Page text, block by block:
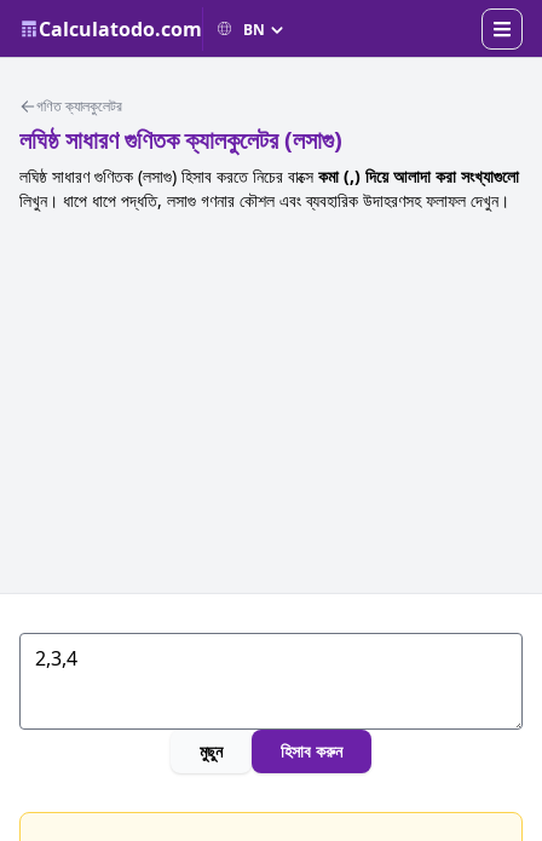
Calculatodo.com
গণিত ক্যালকুলেটর
লঘিষ্ঠ সাধারণ গুণিতক ক্যালকুলেটর (লসাগু)
লঘিষ্ঠ সাধারণ গুণিতক (লসাগু) হিসাব করতে নিচের বাক্সে কমা (,) দিয়ে আলাদা করা সংখ্যাগুলো
লিখুন। ধাপে ধাপে পদ্ধতি, লসাগু গণনার কৌশল এবং ব্যবহারিক উদাহরণসহ ফলাফল দেখুন।
মুছুন হিসাব করুন